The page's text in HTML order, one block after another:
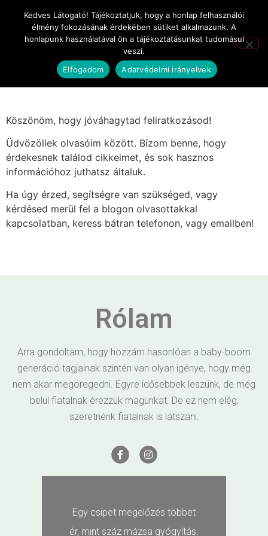
Sikeres feliratkozás
Köszönöm, hogy jóváhagytad feliratkozásod!
Üdvözöllek olvasóim között. Bízom benne, hogy
érdekesnek találod cikkeimet, és sok hasznos
információhoz juthatsz általuk.
Ha úgy érzed, segítségre van szükséged, vagy
kérdésed merül fel a blogon olvasottakkal
kapcsolatban, keress bátran telefonon, vagy emailben!
Rólam
Arra gondoltam, hogy hozzám hasonlóan a baby-boom
generáció tagjainak szintén van olyan igénye, hogy még
nem akar megöregedni. Egyre idősebbek leszünk, de még
belül fiatalnak érezzük magunkat. De ez nem elég,
szeretnénk fiatalnak is látszani.
Egy csipet megelőzés többet
ér, mint száz mázsa gyógyítás.
Kedves Látogató! Tájékoztatjuk, hogy a honlap felhasználói
élmény fokozásának érdekében sütiket alkalmazunk. A
honlapunk használatával ön a tájékoztatásunkat tudomásul
veszi.
Elfogadom
Adatvédelmi irányelvek